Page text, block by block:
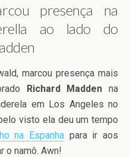
presença na
ao lado do
marcou presença mais
Richard Madden na
em Los Angeles no
visto ela deu um tempo
na Espanha para ir aos
o namô. Awn!